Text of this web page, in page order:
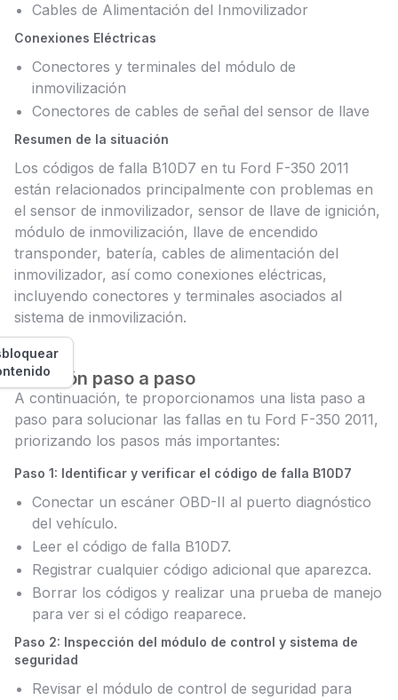
Cables de Alimentación del Inmovilizador
Conexiones Eléctricas
Conectores y terminales del módulo de
inmovilización
Conectores de cables de señal del sensor de llave
Resumen de la situación
Los códigos de falla B10D7 en tu Ford F-350 2011
están relacionados principalmente con problemas en
el sensor de inmovilizador, sensor de llave de ignición,
módulo de inmovilización, llave de encendido
transponder, batería, cables de alimentación del
inmovilizador, así como conexiones eléctricas,
incluyendo conectores y terminales asociados al
sistema de inmovilización.
Solución paso a paso
A continuación, te proporcionamos una lista paso a
paso para solucionar las fallas en tu Ford F-350 2011,
priorizando los pasos más importantes:
Paso 1: Identificar y verificar el código de falla B10D7
Conectar un escáner OBD-II al puerto diagnóstico
del vehículo.
Leer el código de falla B10D7.
Registrar cualquier código adicional que aparezca.
Borrar los códigos y realizar una prueba de manejo
para ver si el código reaparece.
Paso 2: Inspección del módulo de control y sistema de
seguridad
Revisar el módulo de control de seguridad para